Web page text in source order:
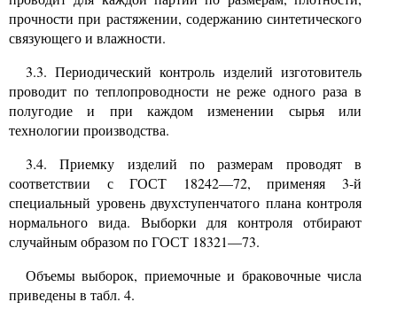
прочности при растяжении, содержанию синтетического
связующего и влажности.
3.3. Периодический контроль изделий изготовитель
проводит по теплопроводности не реже одного раза в
полугодие и при каждом изменении сырья или
технологии производства.
3.4. Приемку изделий по размерам проводят в
соответствии с ГОСТ 18242—72, применяя 3-й
специальный уровень двухступенчатого плана контроля
нормального вида. Выборки для контроля отбирают
случайным образом по ГОСТ 18321—73.
Объемы выборок, приемочные и браковочные числа
приведены в табл. 4.